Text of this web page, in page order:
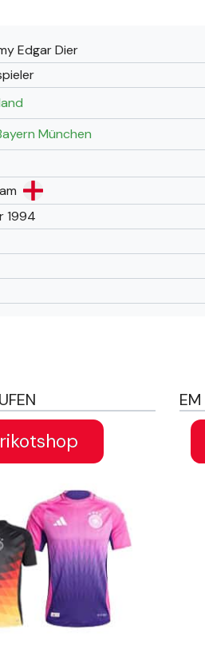
Edgar Dier
München
1994